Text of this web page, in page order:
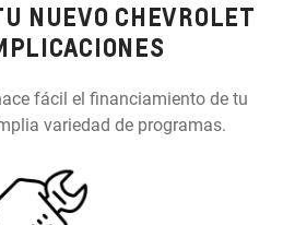
NUEVO CHEVROLET
fácil el financiamiento de tu
variedad de programas.